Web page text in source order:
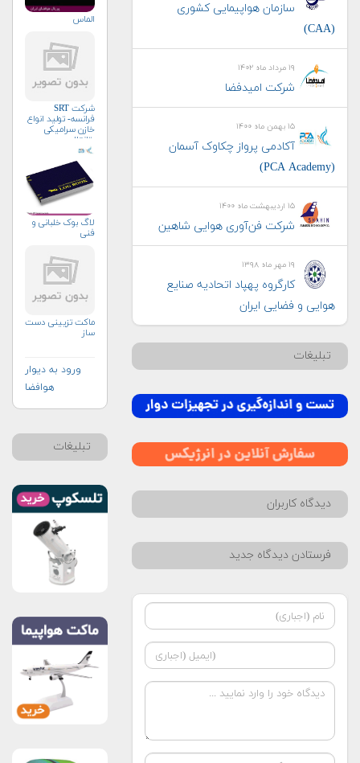
سازمان هواپیمایی کشوری
(CAA)
۱۹ مرداد ماه ۱۴۰۲
شرکت امیدفضا
۱۵ بهمن ماه ۱۴۰۰
آکادمی پرواز چکاوک آسمان
(PCA Academy)
۱۵ اردیبهشت ماه ۱۴۰۰
شرکت فن‌آوری هوایی شاهین
۱۹ مهر ماه ۱۳۹۸
کارگروه پهپاد اتحادیه صنایع
هوایی و فضایی ایران
تبلیغات
دیدگاه کاربران
فرستادن دیدگاه جدید
الماس
شرکت SRT
فرانسه- تولید انواع
خازن سرامیکی
وتانتال
لاگ بوک خلبانی و
فنی
ماکت تزیینی دست
ساز
ورود به دیوار
هوافضا
تبلیغات